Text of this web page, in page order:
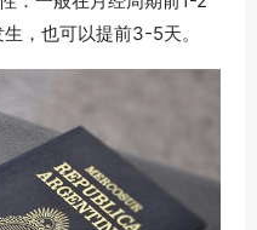
，也可以提前3-5天。